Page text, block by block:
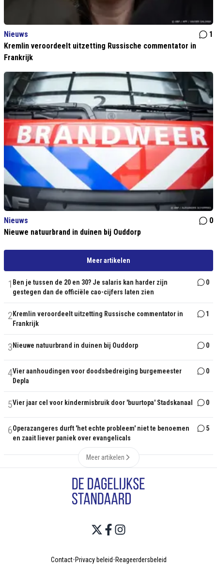
Nieuws
1
Kremlin veroordeelt uitzetting Russische commentator in
Frankrijk
Nieuws
0
Nieuwe natuurbrand in duinen bij Ouddorp
Meer artikelen
1 Ben je tussen de 20 en 30? Je salaris kan harder zijn
gestegen dan de officiële cao-cijfers laten zien
0
2 Kremlin veroordeelt uitzetting Russische commentator in
Frankrijk
1
3 Nieuwe natuurbrand in duinen bij Ouddorp 0
4Vier aanhoudingen voor doodsbedreiging burgemeester
Depla
0
5Vier jaar cel voor kindermisbruik door 'buurtopa' Stadskanaal 0
6Operazangeres durft 'het echte probleem' niet te benoemen
en zaait liever paniek over evangelicals
5
Meer artikelen
Contact•Privacy beleid•Reageerdersbeleid